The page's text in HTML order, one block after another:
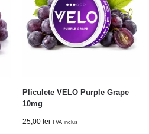
Pliculete VELO Purple Grape
10mg
25,00 lei TVA inclus